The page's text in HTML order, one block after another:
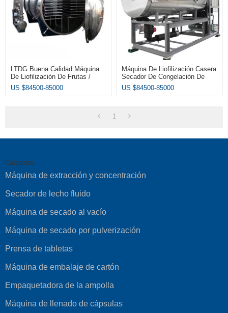
LTDG Buena Calidad Máquina
De Liofilización De Frutas /
Liofilizador Liofilizador De
Secado Al Vacío Liofilizador
US $84500-85000
Máquina De Liofilización Casera
Secador De Congelación De
Frutas Secador De Vacío De
Alimentos
US $84500-85000
1
Categoría
Máquina de extracción y concentración
Secador de lecho fluido
Máquina de secado al vacío
Máquina de secado por pulverización
Prensa de tabletas
Máquina de embalaje de cartón
Empaquetadora de la ampolla
Máquina de llenado de cápsulas